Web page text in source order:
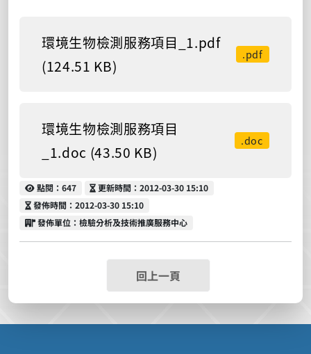
環境生物檢測服務項目_1.pdf
(124.51 KB)
.pdf
環境生物檢測服務項目
_1.doc (43.50 KB)
.doc
點閱
點閱：647 更新時間
更新時間：2012-03-30 15:10
發佈時間
發佈時間：2012-03-30 15:10
發佈單位
發佈單位：檢驗分析及技術推廣服務中心
回上一頁